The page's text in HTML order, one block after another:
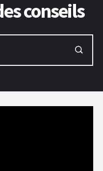
conseils